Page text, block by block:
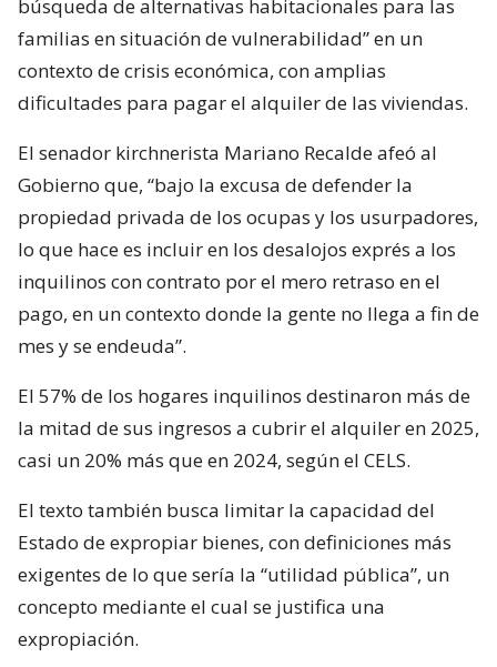
búsqueda de alternativas habitacionales para las
familias en situación de vulnerabilidad” en un
contexto de crisis económica, con amplias
dificultades para pagar el alquiler de las viviendas.
El senador kirchnerista Mariano Recalde afeó al
Gobierno que, “bajo la excusa de defender la
propiedad privada de los ocupas y los usurpadores,
lo que hace es incluir en los desalojos exprés a los
inquilinos con contrato por el mero retraso en el
pago, en un contexto donde la gente no llega a fin de
mes y se endeuda”.
El 57% de los hogares inquilinos destinaron más de
la mitad de sus ingresos a cubrir el alquiler en 2025,
casi un 20% más que en 2024, según el CELS.
El texto también busca limitar la capacidad del
Estado de expropiar bienes, con definiciones más
exigentes de lo que sería la “utilidad pública”, un
concepto mediante el cual se justifica una
expropiación.